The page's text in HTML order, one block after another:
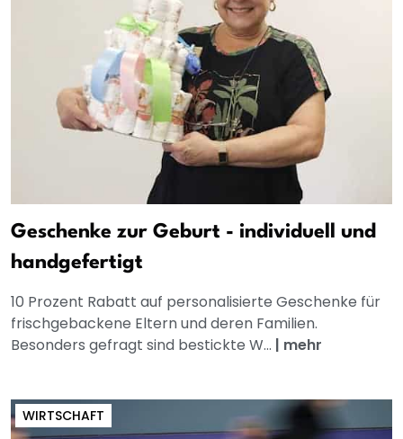
Geschenke zur Geburt - individuell und
handgefertigt
10 Prozent Rabatt auf personalisierte Geschenke für
frischgebackene Eltern und deren Familien.
Besonders gefragt sind bestickte W... | mehr
WIRTSCHAFT